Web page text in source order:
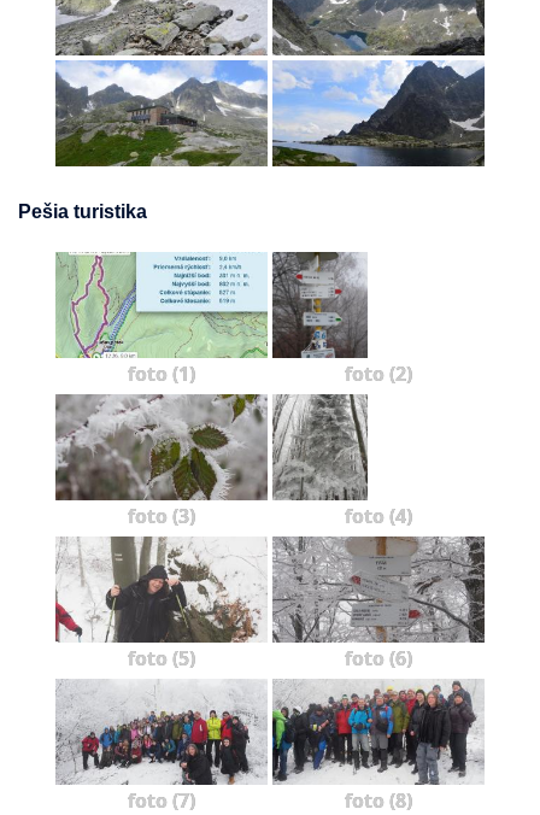
Pešia turistika
foto (1) foto (2)
foto (3) foto (4)
foto (5) foto (6)
foto (7) foto (8)